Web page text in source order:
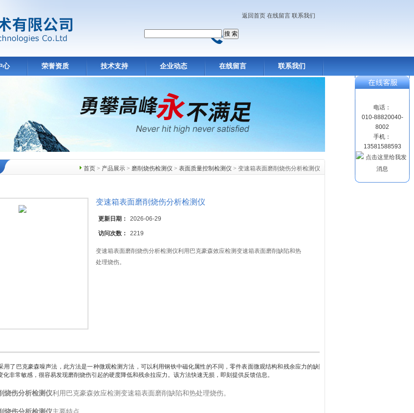
返回首页 在线留言 联系我们
心 荣誉资质 技术支持 企业动态 在线留言 联系我们
首页 > 产品展示 > 磨削烧伤检测仪 > 表面质量控制检测仪 > 变速箱表面磨削烧伤分析检测仪
变速箱表面磨削烧伤分析检测仪
更新日期： 2026-06-29
访问次数： 2219
变速箱表面磨削烧伤分析检测仪利用巴克豪森效应检测变速箱表面磨削缺陷和热
处理烧伤。
用了巴克豪森噪声法，此方法是一种微观检测方法，可以利用钢铁中磁化属性的不同，零件表面微观结构和残余应力的缺陷不同。巴克豪森噪声法
化非常敏感，很容易发现磨削烧伤引起的硬度降低和残余拉应力。该方法快速无损，即刻提供反馈信息。
烧伤分析检测仪利用巴克豪森效应检测变速箱表面磨削缺陷和热处理烧伤。
电话：
010-88820040-
8002
手机：
13581588593